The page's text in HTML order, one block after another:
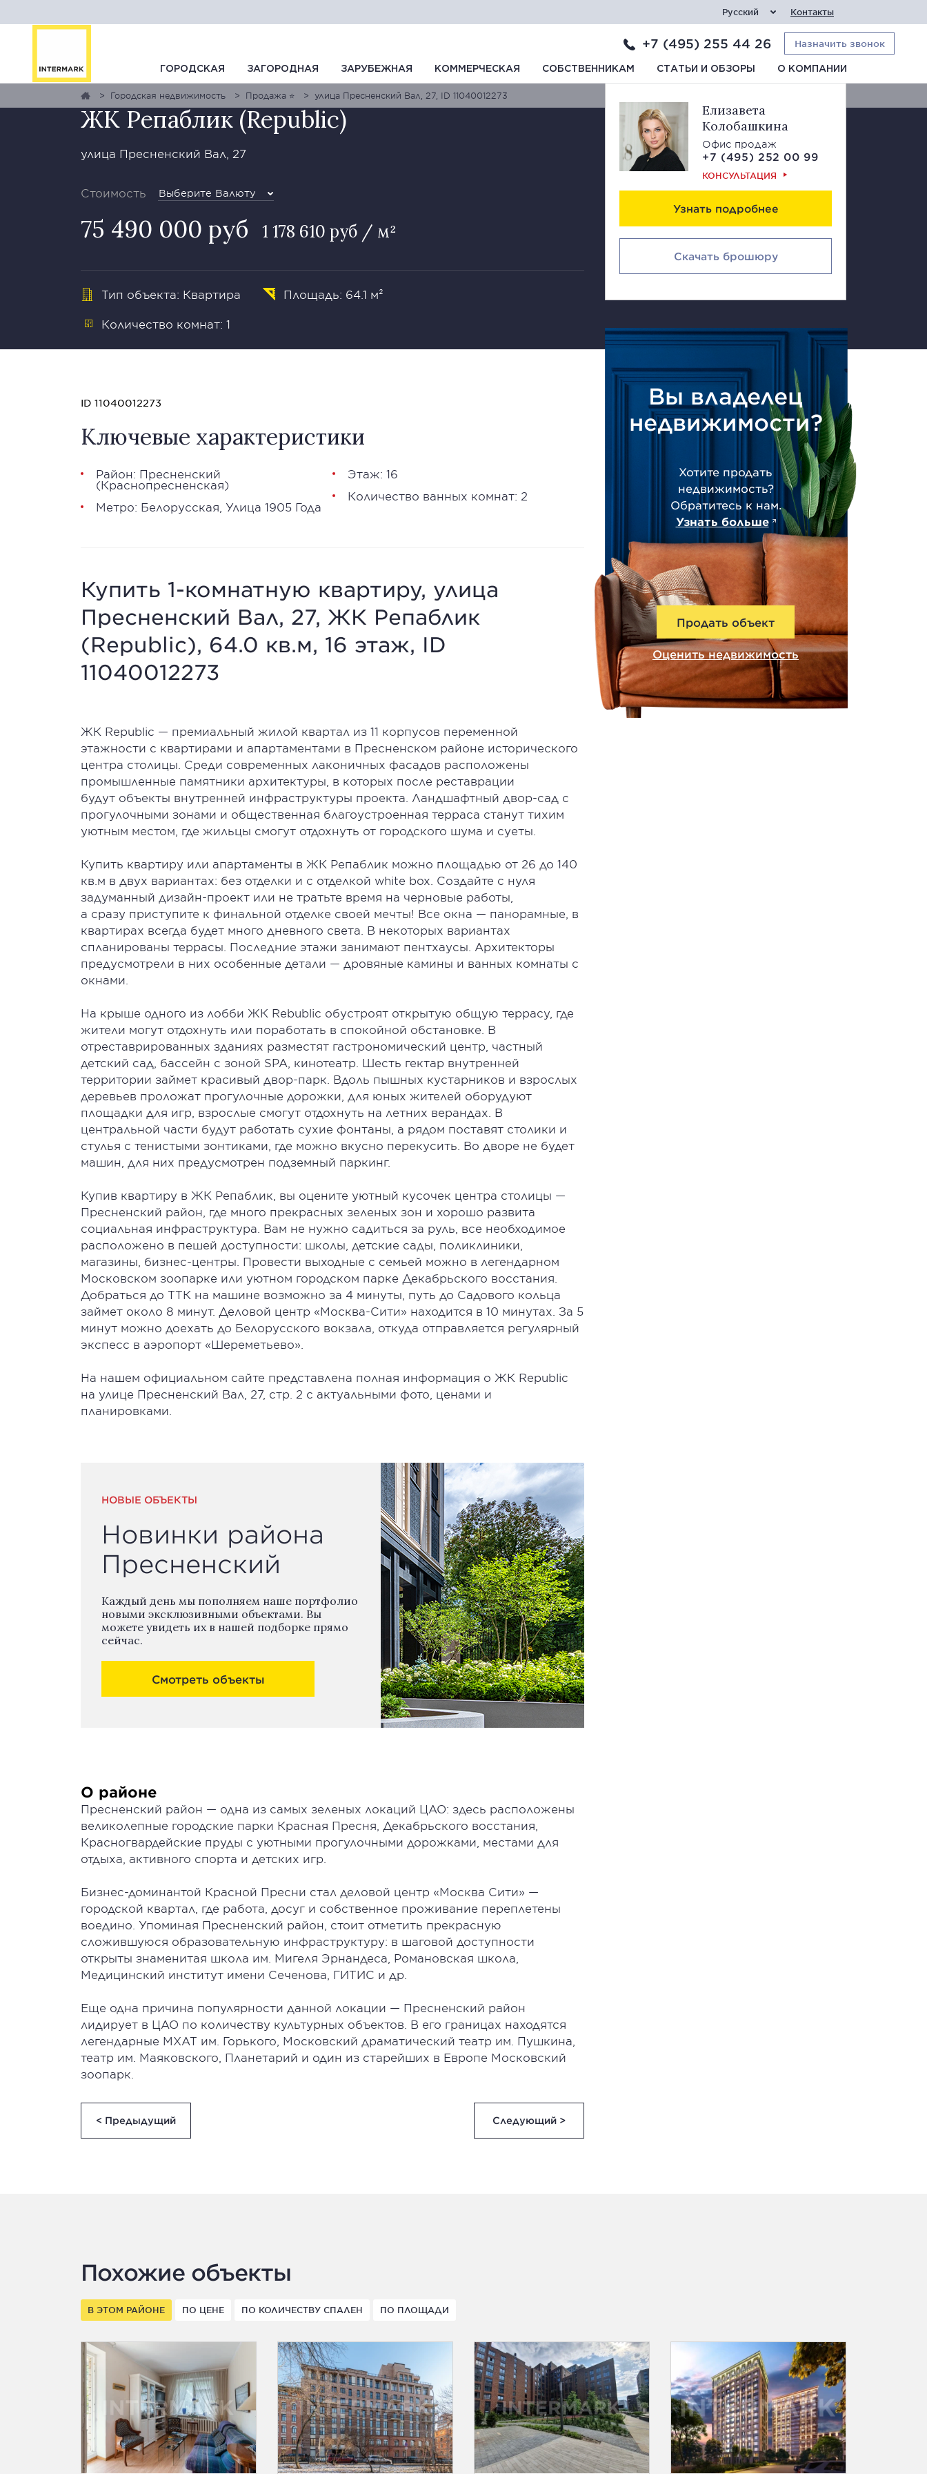
Русский Контакты
+7 (495) 255 44 26 Назначить звонок
ГОРОДСКАЯ ЗАГОРОДНАЯ ЗАРУБЕЖНАЯ КОММЕРЧЕСКАЯ СОБСТВЕННИКАМ СТАТЬИ И ОБЗОРЫ О КОМПАНИИ
Городская недвижимость Продажа ⭐ улица Пресненский Вал, 27, ID 11040012273
ЖК Репаблик (Republic)
улица Пресненский Вал, 27
Стоимость Выберите Валюту
75 490 000 руб 1 178 610 руб / м²
Тип объекта: Квартира Площадь: 64.1 м²
Количество комнат: 1
Свяжитесь с нами
Елизавета
Колобашкина
Офис продаж
+7 (495) 252 00 99
КОНСУЛЬТАЦИЯ
Узнать подробнее
Скачать брошюру
Вы владелец
недвижимости?
Хотите продать
недвижимость?
Обратитесь к нам.
Узнать больше
Продать объект
Оценить недвижимость
ID 11040012273
Ключевые характеристики
Район: Пресненский
(Краснопресненская)
Метро: Белорусская Улица 1905 Года
Этаж: 16
Количество ванных комнат: 2
Купить 1-комнатную квартиру, улица
Пресненский Вал, 27, ЖК Репаблик
(Republic), 64.0 кв.м, 16 этаж, ID
11040012273
ЖК Republic — премиальный жилой квартал из 11 корпусов переменной
этажности с квартирами и апартаментами в Пресненском районе исторического
центра столицы. Среди современных лаконичных фасадов расположены
промышленные памятники архитектуры, в которых после реставрации
будут объекты внутренней инфраструктуры проекта. Ландшафтный двор-сад с
прогулочными зонами и общественная благоустроенная терраса станут тихим
уютным местом, где жильцы смогут отдохнуть от городского шума и суеты.
Купить квартиру или апартаменты в ЖК Репаблик можно площадью от 26 до 140
кв.м в двух вариантах: без отделки и с отделкой white box. Создайте с нуля
задуманный дизайн-проект или не тратьте время на черновые работы,
а сразу приступите к финальной отделке своей мечты! Все окна — панорамные, в
квартирах всегда будет много дневного света. В некоторых вариантах
спланированы террасы. Последние этажи занимают пентхаусы. Архитекторы
предусмотрели в них особенные детали — дровяные камины и ванных комнаты с
окнами.
На крыше одного из лобби ЖК Rebublic обустроят открытую общую террасу, где
жители могут отдохнуть или поработать в спокойной обстановке. В
отреставрированных зданиях разместят гастрономический центр, частный
детский сад, бассейн с зоной SPA, кинотеатр. Шесть гектар внутренней
территории займет красивый двор-парк. Вдоль пышных кустарников и взрослых
деревьев проложат прогулочные дорожки, для юных жителей оборудуют
площадки для игр, взрослые смогут отдохнуть на летних верандах. В
центральной части будут работать сухие фонтаны, а рядом поставят столики и
стулья с тенистыми зонтиками, где можно вкусно перекусить. Во дворе не будет
машин, для них предусмотрен подземный паркинг.
Купив квартиру в ЖК Репаблик, вы оцените уютный кусочек центра столицы —
Пресненский район, где много прекрасных зеленых зон и хорошо развита
социальная инфраструктура. Вам не нужно садиться за руль, все необходимое
расположено в пешей доступности: школы, детские сады, поликлиники,
магазины, бизнес-центры. Провести выходные с семьей можно в легендарном
Московском зоопарке или уютном городском парке Декабрьского восстания.
Добраться до ТТК на машине возможно за 4 минуты, путь до Садового кольца
займет около 8 минут. Деловой центр «Москва-Сити» находится в 10 минутах. За 5
минут можно доехать до Белорусского вокзала, откуда отправляется регулярный
экспесс в аэропорт «Шереметьево».
На нашем официальном сайте представлена полная информация о ЖК Republic
на улице Пресненский Вал, 27, стр. 2 с актуальными фото, ценами и
планировками.
НОВЫЕ ОБЪЕКТЫ
Новинки района
Пресненский
Каждый день мы пополняем наше портфолио
новыми эксклюзивными объектами. Вы
можете увидеть их в нашей подборке прямо
сейчас.
Смотреть объекты
О районе
Пресненский район — одна из самых зеленых локаций ЦАО: здесь расположены
великолепные городские парки Красная Пресня, Декабрьского восстания,
Красногвардейские пруды с уютными прогулочными дорожками, местами для
отдыха, активного спорта и детских игр.
Бизнес-доминантой Красной Пресни стал деловой центр «Москва Сити» —
городской квартал, где работа, досуг и собственное проживание переплетены
воедино. Упоминая Пресненский район, стоит отметить прекрасную
сложившуюся образовательную инфраструктуру: в шаговой доступности
открыты знаменитая школа им. Мигеля Эрнандеса, Романовская школа,
Медицинский институт имени Сеченова, ГИТИС и др.
Еще одна причина популярности данной локации — Пресненский район
лидирует в ЦАО по количеству культурных объектов. В его границах находятся
легендарные МХАТ им. Горького, Московский драматический театр им. Пушкина,
театр им. Маяковского, Планетарий и один из старейших в Европе Московский
зоопарк.
< Предыдущий Следующий >
Похожие объекты
В ЭТОМ РАЙОНЕ ПО ЦЕНЕ ПО КОЛИЧЕСТВУ СПАЛЕН ПО ПЛОЩАДИ